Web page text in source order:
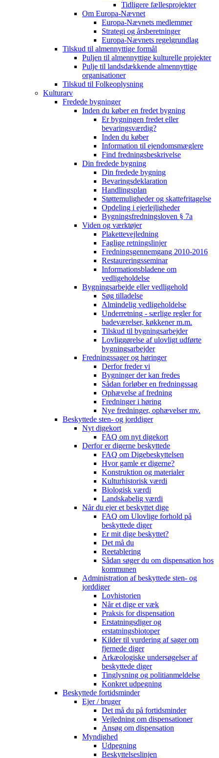
Tidligere fællesprojekter
Om Europa-Nævnet
Europa-Nævnets medlemmer
Strategi og årsberetninger
Europa-Nævnets regelgrundlag
Tilskud til almennyttige formål
Puljen til almennyttige kulturelle projekter
Pulje til landsdækkende almennyttige
organisationer
Tilskud til Folkeoplysning
Kulturarv
Fredede bygninger
Inden du køber en fredet bygning
Er bygningen fredet eller
bevaringsværdig?
Inden du køber
Information til ejendomsmæglere
Find fredningsbeskrivelse
Din fredede bygning
Din fredede bygning
Bevaringsdeklaration
Handlingsplan
Støttemuligheder og skattefritagelse
Opdeling i ejerlejligheder
Bygningsfredningsloven § 7a
Viden og værktøjer
Plakettevejledning
Faglige retningslinjer
Fredningsgennemgang 2010-2016
Restaureringsseminar
Informationsbladene om
vedligeholdelse
Bygningsarbejde eller vedligehold
Søg tilladelse
Almindelig vedligeholdelse
Underretning - særlige regler for
badeværelser, køkkener m.m.
Tilskud til bygningsarbejder
Lovliggørelse af ulovligt udførte
bygningsarbejder
Fredningssager og høringer
Derfor freder vi
Bygninger der kan fredes
Sådan forløber en fredningssag
Ophævelse af fredning
Fredninger i høring
Nye fredninger, ophævelser mv.
Beskyttede sten- og jorddiger
Nyt digekort
FAQ om nyt digekort
Derfor er digerne beskyttede
FAQ om Digebeskyttelsen
Hvor gamle er digerne?
Konstruktion og materialer
Kulturhistorisk værdi
Biologisk værdi
Landskabelig værdi
Når du ejer et beskyttet dige
FAQ om Ulovlige forhold på
beskyttede diger
Er mit dige beskyttet?
Det må du
Reetablering
Sådan søger du om dispensation hos
kommunen
Administration af beskyttede sten- og
jorddiger
Lovhistorien
Når et dige er væk
Praksis for dispensation
Erstatningsdiger og
erstatningsbiotoper
Kilder til vurdering af sager om
fjernede diger
Arkæologiske undersøgelser af
beskyttede diger
Tinglysning og politianmeldelse
Konkret udpegning
Beskyttede fortidsminder
Ejer / bruger
Det må du på fortidsminder
Vejledning om dispensationer
Ansøg om dispensation
Myndighed
Udpegning
Beskyttelseslinjen